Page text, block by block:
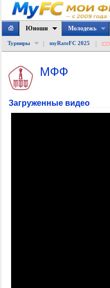
Юноши
Турниры myRateFC 2025
Молодежь
МФФ
Загруженные видео